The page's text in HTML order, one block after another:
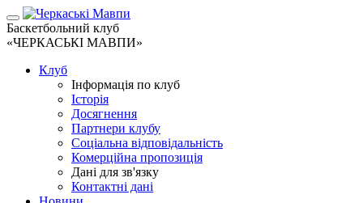
Баскетбольний клуб
«ЧЕРКАСЬКІ МАВПИ»
Клуб
Інформація по клуб
Історія
Досягнення
Партнери клубу
Соціальна відповідальність
Комерційна пропозиція
Дані для зв'язку
Контактні дані